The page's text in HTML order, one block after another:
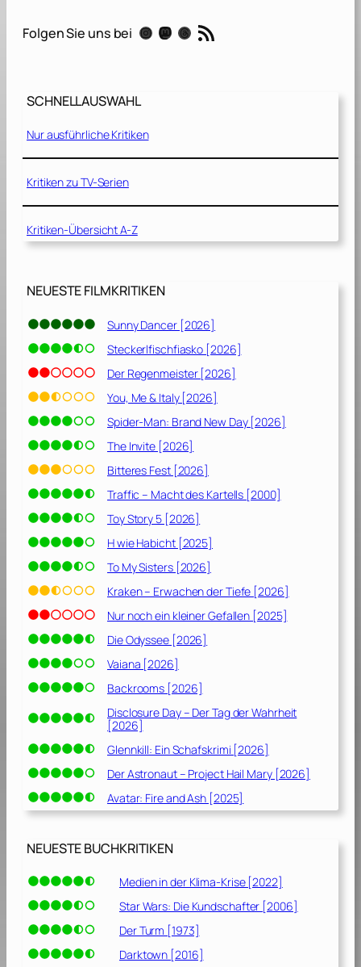
e
u
w
e
g
0
1
]
Folgen Sie uns bei Instagram Mastodon Threads RSS-Feed
SCHNELLAUSWAHL
Nur ausführliche Kritiken
Kritiken zu TV-Serien
Kritiken-Übersicht A-Z
NEUESTE FILMKRITIKEN
Sunny Dancer [2026]
Steckerlfischfiasko [2026]
Der Regenmeister [2026]
You, Me & Italy [2026]
Spider-Man: Brand New Day [2026]
The Invite [2026]
Bitteres Fest [2026]
Traffic – Macht des Kartells [2000]
Toy Story 5 [2026]
H wie Habicht [2025]
To My Sisters [2026]
Kraken – Erwachen der Tiefe [2026]
Nur noch ein kleiner Gefallen [2025]
Die Odyssee [2026]
Vaiana [2026]
Backrooms [2026]
Disclosure Day – Der Tag der Wahrheit
[2026]
Glennkill: Ein Schafskrimi [2026]
Der Astronaut – Project Hail Mary [2026]
Avatar: Fire and Ash [2025]
NEUESTE BUCHKRITIKEN
Medien in der Klima-Krise [2022]
Star Wars: Die Kundschafter [2006]
Der Turm [1973]
Darktown [2016]